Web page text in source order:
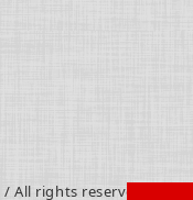
/ All rights reserved.